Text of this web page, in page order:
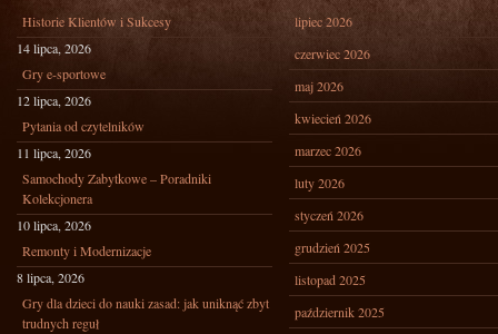
Historie Klientów i Sukcesy
14 lipca, 2026
Gry e-sportowe
12 lipca, 2026
Pytania od czytelników
11 lipca, 2026
Samochody Zabytkowe – Poradniki
Kolekcjonera
10 lipca, 2026
Remonty i Modernizacje
8 lipca, 2026
Gry dla dzieci do nauki zasad: jak uniknąć zbyt
trudnych reguł
lipiec 2026
czerwiec 2026
maj 2026
kwiecień 2026
marzec 2026
luty 2026
styczeń 2026
grudzień 2025
listopad 2025
październik 2025